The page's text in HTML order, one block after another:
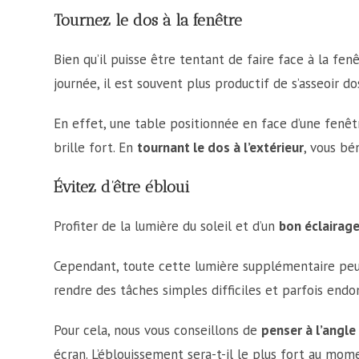
Tournez le dos à la fenêtre
Bien qu’il puisse être tentant de faire face à la
journée, il est souvent plus productif de s’asseoir
En effet, une table positionnée en face d’une
brille fort. En tournant le dos à l’extérieur, vous
Évitez d’être ébloui
Profiter de la lumière du soleil et d’un bon
Cependant, toute cette lumière supplémentaire
rendre des tâches simples difficiles et parfois
Pour cela, nous vous conseillons de penser à l’angle
écran. L’éblouissement sera-t-il le plus fort au